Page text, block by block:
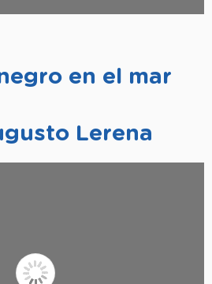
en el mar
Lerena